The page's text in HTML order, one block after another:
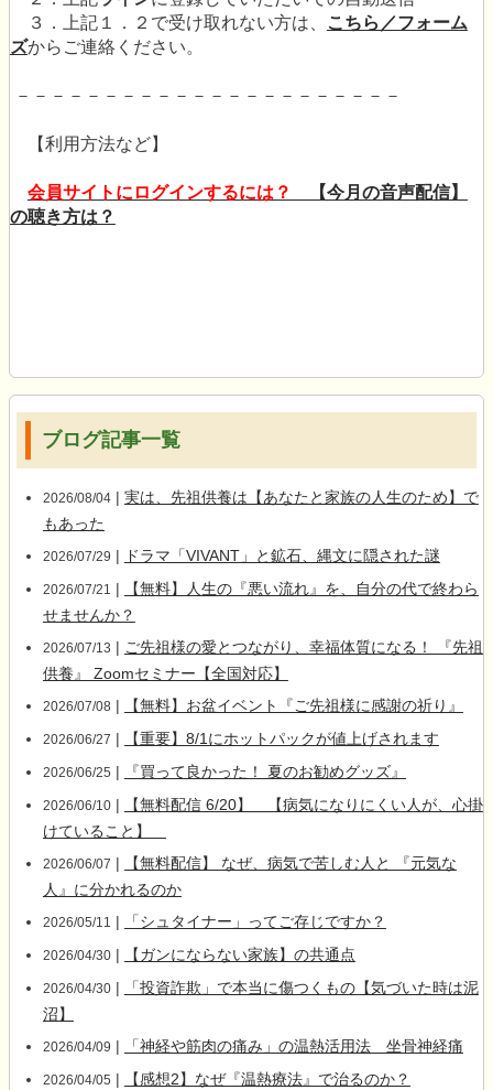
３．上記１．２で受け取れない方は、
こちら／フォーム
ズからご連絡ください。
－－－－－－－－－－－－－－－－－－－－－－
【利用方法など】
会員サイトにログインするには？
【今月の音声配信】
の聴き方は？
ブログ記事一覧
2026/08/04| 実は、先祖供養は【あなたと家族の人生のため】で
もあった
2026/07/29 | ドラマ「VIVANT」と鉱石、縄文に隠された謎
2026/07/21 |
【無料】人生の『悪い流れ』を、自分の代で終わら
せませんか？
2026/07/13 | ご先祖様の愛とつながり、幸福体質になる！ 『先祖
供養』 Zoomセミナー【全国対応】
2026/07/08 | 【無料】お盆イベント『ご先祖様に感謝の祈り』
2026/06/27 | 【重要】8/1にホットパックが値上げされます
2026/06/25 | 『買って良かった！ 夏のお勧めグッズ』
2026/06/10|
【無料配信 6/20】 【病気になりにくい人が、心掛
けていること】
2026/06/07 |
【無料配信】 なぜ、病気で苦しむ人と 『元気な
人』に分かれるのか
2026/05/11 | 「シュタイナー」ってご存じですか？
2026/04/30| 【ガンにならない家族】の共通点
2026/04/30|
「投資詐欺」で本当に傷つくもの【気づいた時は泥
沼】
2026/04/09 | 「神経や筋肉の痛み」の温熱活用法 坐骨神経痛
2026/04/05 | 【感想2】なぜ『温熱療法』で治るのか？